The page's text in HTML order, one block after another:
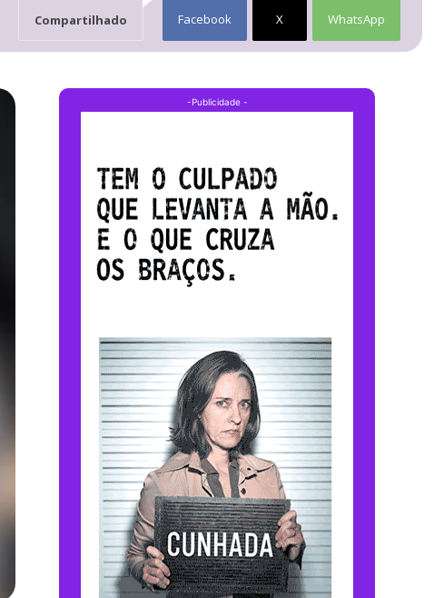
Compartilhado Facebook X WhatsApp
-Publicidade -